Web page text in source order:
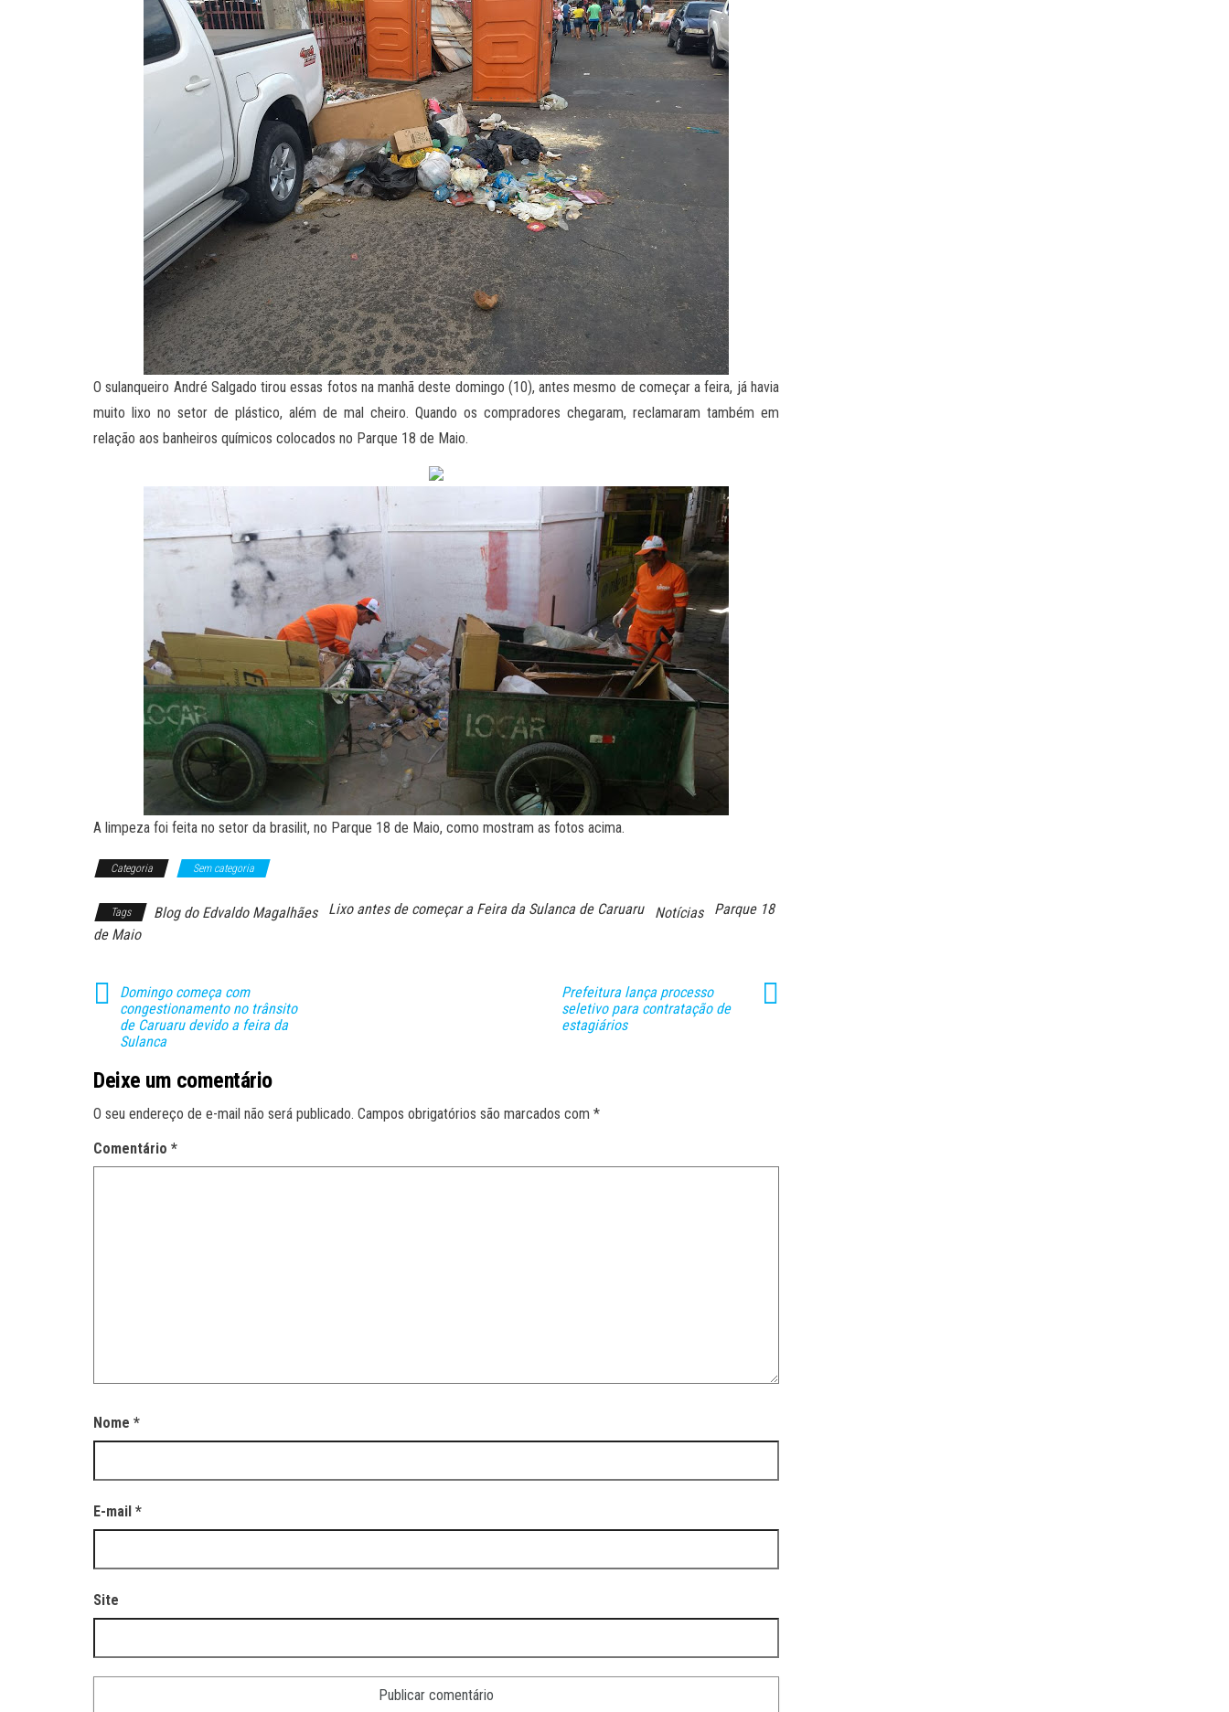
O sulanqueiro André Salgado tirou essas fotos na manhã deste domingo (10), antes mesmo de começar a feira, já havia
muito lixo no setor de plástico, além de mal cheiro. Quando os compradores chegaram, reclamaram também em
relação aos banheiros químicos colocados no Parque 18 de Maio.
A limpeza foi feita no setor da brasilit, no Parque 18 de Maio, como mostram as fotos acima.
Categoria Sem categoria
Tags Blog do Edvaldo Magalhães Lixo antes de começar a Feira da Sulanca de Caruaru Notícias
Parque 18
de Maio
Domingo começa com
congestionamento no trânsito
de Caruaru devido a feira da
Sulanca
Prefeitura lança processo
seletivo para contratação de
estagiários
Deixe um comentário
O seu endereço de e-mail não será publicado. Campos obrigatórios são marcados com *
Comentário *
Nome *
E-mail *
Site